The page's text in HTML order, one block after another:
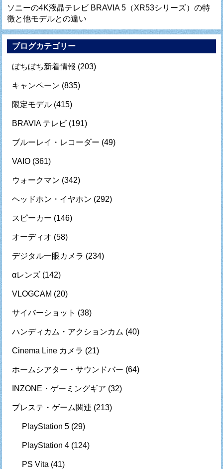
ソニーの4K液晶テレビ BRAVIA 5（XR53シリーズ）の特
徴と他モデルとの違い
ブログカテゴリー
ぼちぼち新着情報 (203)
キャンペーン (835)
限定モデル (415)
BRAVIA テレビ (191)
ブルーレイ・レコーダー (49)
VAIO (361)
ウォークマン (342)
ヘッドホン・イヤホン (292)
スピーカー (146)
オーディオ (58)
デジタル一眼カメラ (234)
αレンズ (142)
VLOGCAM (20)
サイバーショット (38)
ハンディカム・アクションカム (40)
Cinema Line カメラ (21)
ホームシアター・サウンドバー (64)
INZONE・ゲーミングギア (32)
プレステ・ゲーム関連 (213)
PlayStation 5 (29)
PlayStation 4 (124)
PS Vita (41)